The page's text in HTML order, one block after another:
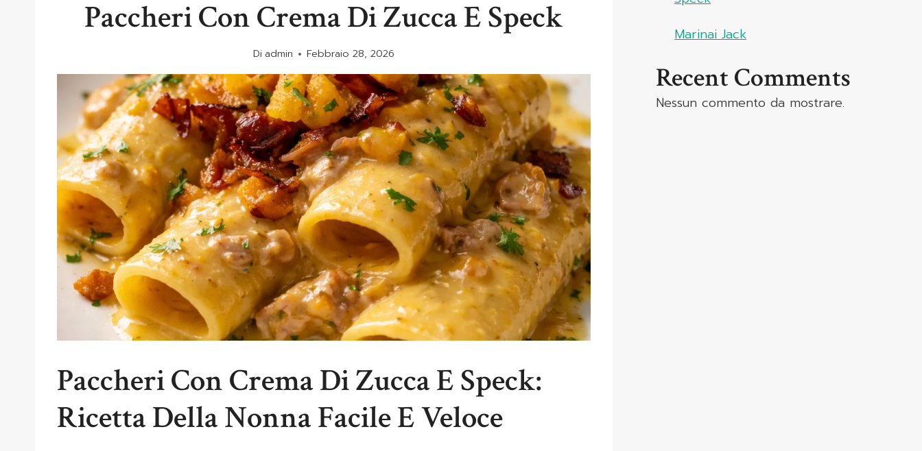
Paccheri Con Crema Di Zucca E Speck
Di admin Febbraio 28, 2026
Paccheri Con Crema Di Zucca E Speck:
Ricetta Della Nonna Facile E Veloce
Marinai Jack
Recent Comments
Nessun commento da mostrare.